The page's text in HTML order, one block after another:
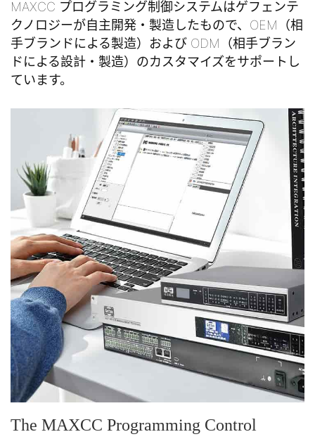
MAXCC プログラミング制御システムはゲフェンテ
クノロジーが自主開発・製造したもので、OEM（相
手ブランドによる製造）および ODM（相手ブラン
ドによる設計・製造）のカスタマイズをサポートし
ています。
The MAXCC Programming Control